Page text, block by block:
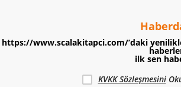
https://www.scalakitapci.com/’daki
ilk sen
KVKK Sözleşmesini